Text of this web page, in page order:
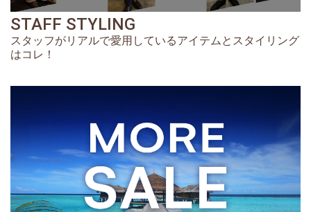
STAFF STYLING
スタッフがリアルで愛用しているアイテムとスタイリング
はコレ！